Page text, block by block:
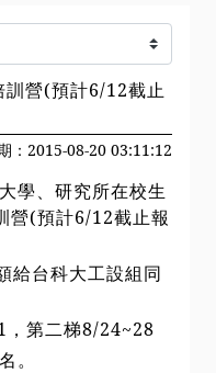
營(預計6/12截止
：2015-08-20 03:11:12
學、研究所在校生
營(預計6/12截止報
給台科大工設組同
第二梯8/24~28
。